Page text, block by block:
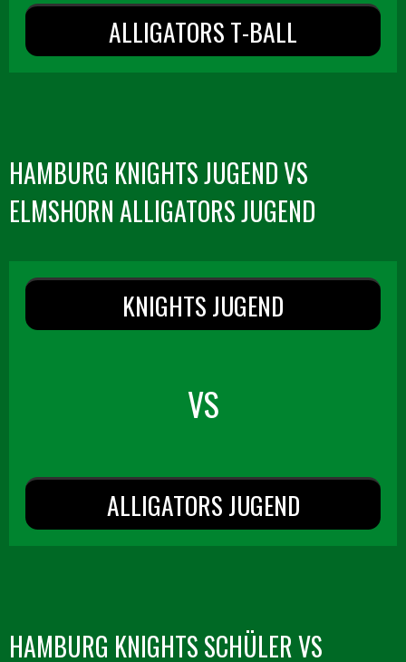
ALLIGATORS T-BALL
HAMBURG KNIGHTS JUGEND VS
ELMSHORN ALLIGATORS JUGEND
KNIGHTS JUGEND
VS
ALLIGATORS JUGEND
HAMBURG KNIGHTS SCHÜLER VS